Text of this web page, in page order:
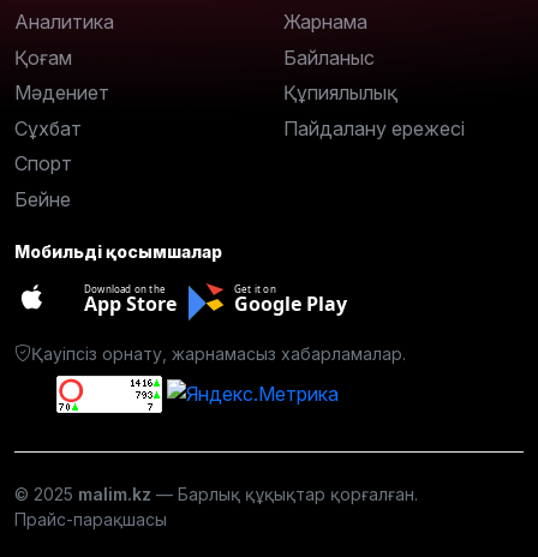
Аналитика
Қоғам
Мәдениет
Сұхбат
Спорт
Бейне
Жарнама
Байланыс
Құпиялылық
Пайдалану ережесі
Мобильді қосымшалар
Download on the
App Store
Get it on
Google Play
Қауіпсіз орнату, жарнамасыз хабарламалар.
© 2025 malim.kz — Барлық құқықтар қорғалған.
Прайс-парақшасы